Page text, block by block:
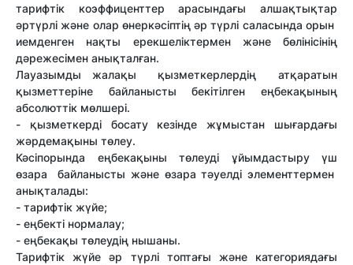
тарифтік коэффиценттер арасындағы алшақтықтар
әртүрлі және олар өнеркәсіптің әр түрлі саласында орын
иемденген нақты ерекшеліктермен және бөлінісінің
дәрежесімен анықталған.
Лауазымды жалақы қызметкерлердің атқаратын
қызметтеріне байланысты бекітілген еңбекақының
абсолюттік мөлшері.
- қызметкерді босату кезінде жұмыстан шығардағы
жәрдемақыны төлеу.
Кәсіпорында еңбекақыны төлеуді ұйымдастыру үш
өзара байланысты және өзара тәуелді элементтермен
анықталады:
- тарифтік жүйе;
- еңбекті нормалау;
- еңбекақы төлеудің нышаны.
Тарифтік жүйе әр түрлі топтағы және категориядағы